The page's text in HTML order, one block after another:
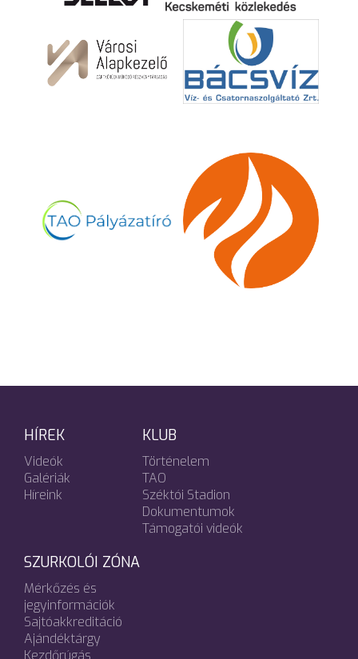
HÍREK
Videók
Galériák
Híreink
KLUB
Történelem
TAO
Széktói Stadion
Dokumentumok
Támogatói videók
SZURKOLÓI ZÓNA
Mérkőzés és
jegyinformációk
Sajtóakkreditáció
Ajándéktárgy
Kezdőrúgás